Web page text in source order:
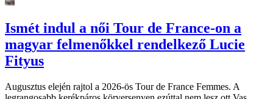
Ismét indul a női Tour de France-on a
magyar felmenőkkel rendelkező Lucie
Fityus
Augusztus elején rajtol a 2026-ös Tour de France Femmes. A